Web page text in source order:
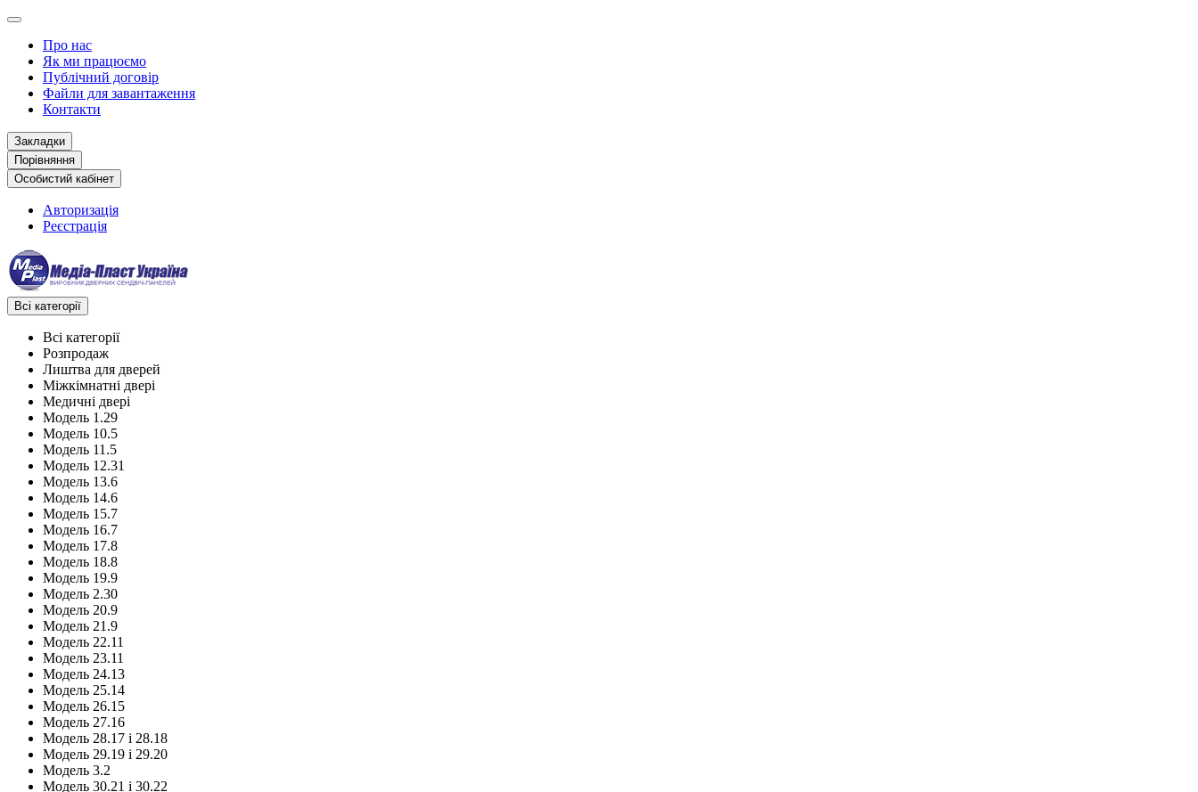
Про нас
Як ми працюємо
Публічний договір
Файли для завантаження
Контакти
Закладки
Порівняння
Особистий кабінет
Авторизація
Реєстрація
Всі категорії
Всі категорії
Розпродаж
Лиштва для дверей
Міжкімнатні двері
Медичні двері
Модель 1.29
Модель 10.5
Модель 11.5
Модель 12.31
Модель 13.6
Модель 14.6
Модель 15.7
Модель 16.7
Модель 17.8
Модель 18.8
Модель 19.9
Модель 2.30
Модель 20.9
Модель 21.9
Модель 22.11
Модель 23.11
Модель 24.13
Модель 25.14
Модель 26.15
Модель 27.16
Модель 28.17 і 28.18
Модель 29.19 і 29.20
Модель 3.2
Модель 30.21 і 30.22